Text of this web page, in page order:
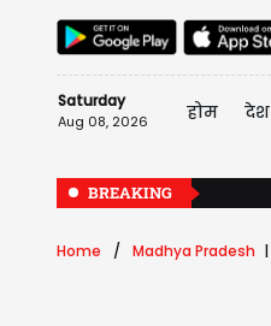
Saturday
Aug 08, 2026 होम देश
BREAKING
Home Madhya Pradesh